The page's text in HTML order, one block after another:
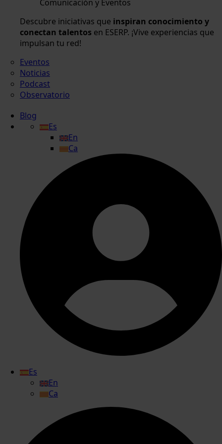
Comunicación y Eventos
Descubre iniciativas que inspiran conocimiento y
conectan talentos en ESERP. ¡Vive experiencias que
impulsan tu red!
Eventos
Noticias
Podcast
Observatorio
Blog
Es
En
Ca
Es
En
Ca